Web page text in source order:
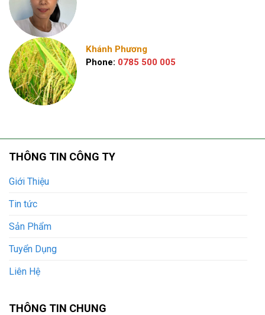
Khánh Phương
Phone: 0785 500 005
THÔNG TIN CÔNG TY
Giới Thiệu
Tin tức
Sản Phẩm
Tuyển Dụng
Liên Hệ
THÔNG TIN CHUNG